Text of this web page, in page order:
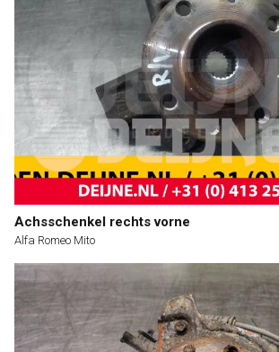
Achsschenkel rechts vorne
Alfa Romeo Mito